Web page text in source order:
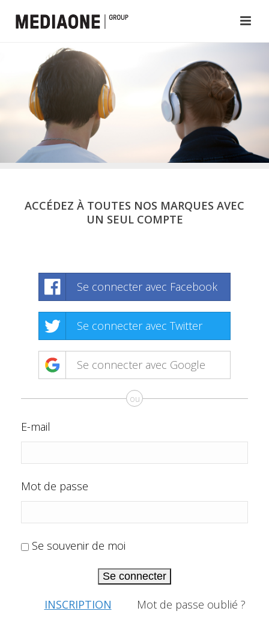
ACCÉDEZ À TOUTES NOS MARQUES AVEC
UN SEUL COMPTE
Se connecter avec Facebook
Se connecter avec Twitter
Se connecter avec Google
ou
E-mail
Mot de passe
Se souvenir de moi
Se connecter
INSCRIPTION Mot de passe oublié ?